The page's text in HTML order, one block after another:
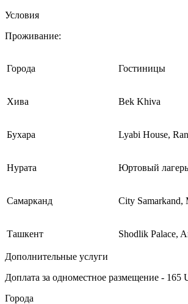
Условия
Проживание:
Города Гостиницы
Хива Bek Khiva
Бухара Lyabi House,
Нурата Юртовый лагерь
Самарканд City Samarkand,
Ташкент Shodlik Palace,
Дополнительные услуги
Доплата за одноместное размещение - 165
Города